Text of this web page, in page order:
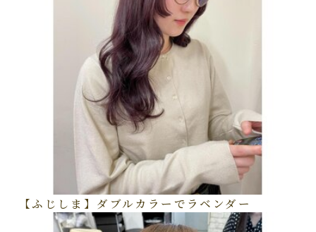
【ふじしま】ダブルカラーでラベンダー